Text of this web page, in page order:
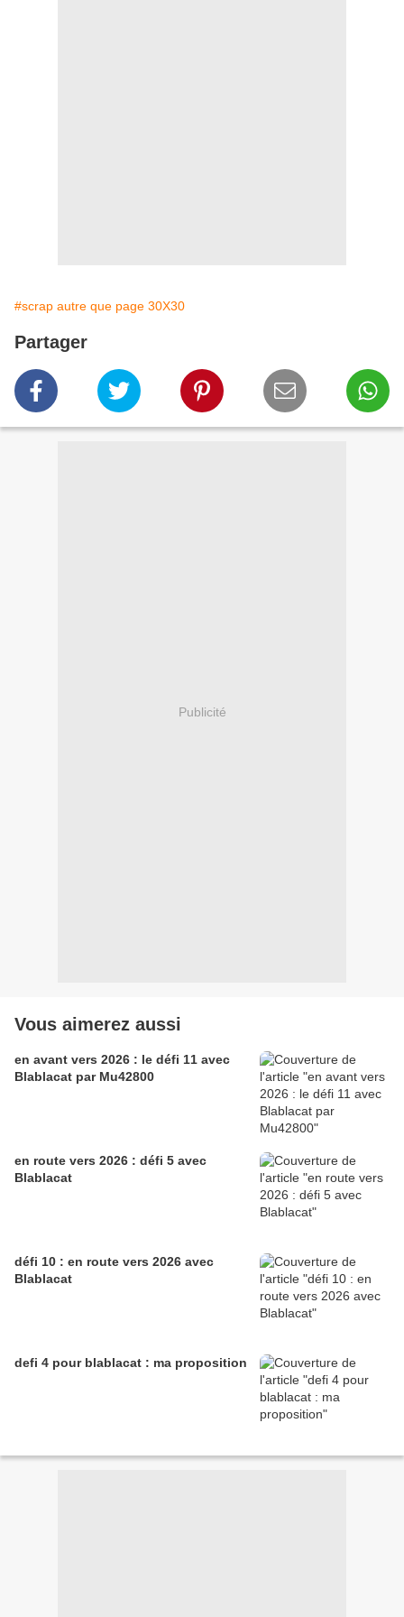
#scrap autre que page 30X30
Partager
Publicité
Vous aimerez aussi
en avant vers 2026 : le défi 11 avec
Blablacat par Mu42800
en route vers 2026 : défi 5 avec
Blablacat
défi 10 : en route vers 2026 avec
Blablacat
defi 4 pour blablacat : ma proposition